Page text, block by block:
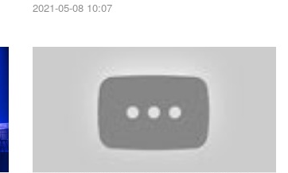
2021-05-08 10:07